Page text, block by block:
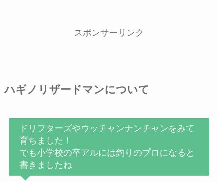
スポンサーリンク
ハギノリザードマンについて
ドリフターズやウッチャンナンチャンをみて
育ちました！
でも小学校の卒アルには釣りのプロになると
書きましたね